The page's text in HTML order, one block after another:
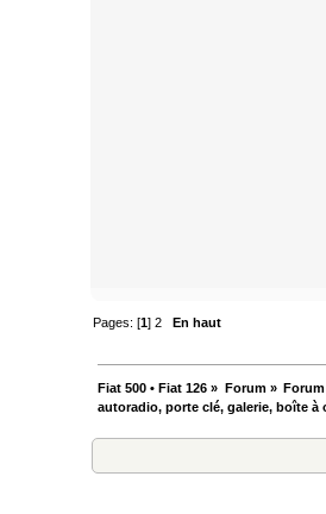
Pages: [1]2 En haut
Fiat 500 • Fiat 126 » Forum»
autoradio, porte clé, galerie, boîte